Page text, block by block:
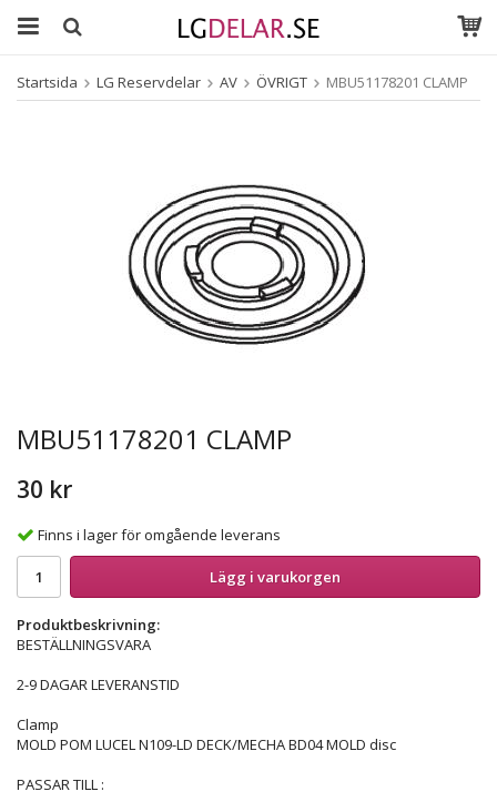
Startsida LG Reservdelar AV ÖVRIGT MBU51178201 CLAMP
MBU51178201 CLAMP
30 kr
Finns i lager för omgående leverans
Lägg i varukorgen
Produktbeskrivning:
BESTÄLLNINGSVARA
2-9 DAGAR LEVERANSTID
Clamp
MOLD POM LUCEL N109-LD DECK/MECHA BD04 MOLD disc
PASSAR TILL :